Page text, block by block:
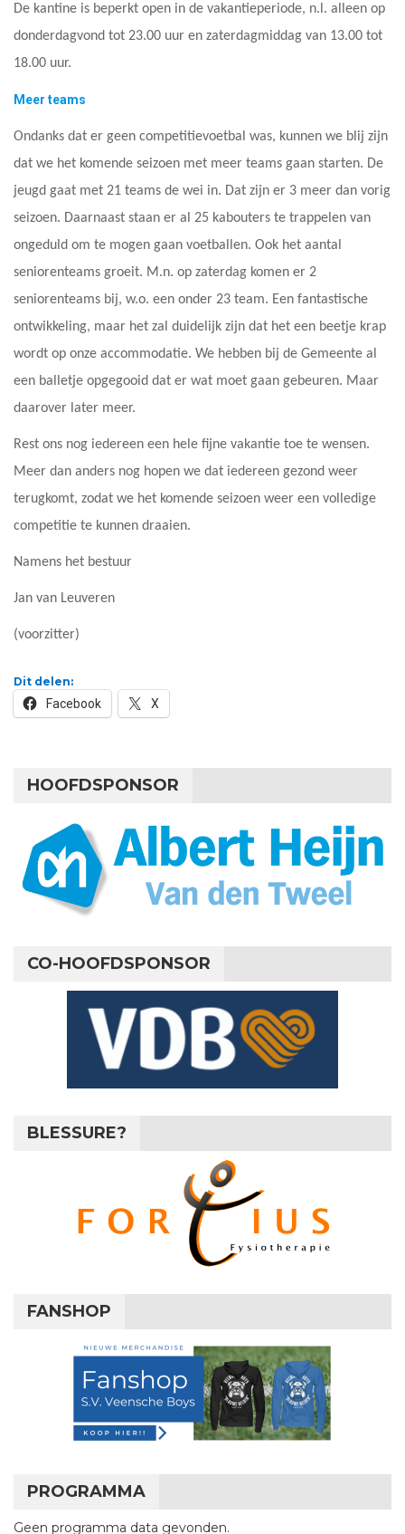
De kantine is beperkt open in de vakantieperiode, n.l. alleen op
donderdagvond tot 23.00 uur en zaterdagmiddag van 13.00 tot
18.00 uur.
Meer teams
Ondanks dat er geen competitievoetbal was, kunnen we blij zijn
dat we het komende seizoen met meer teams gaan starten. De
jeugd gaat met 21 teams de wei in. Dat zijn er 3 meer dan vorig
seizoen. Daarnaast staan er al 25 kabouters te trappelen van
ongeduld om te mogen gaan voetballen. Ook het aantal
seniorenteams groeit. M.n. op zaterdag komen er 2
seniorenteams bij, w.o. een onder 23 team. Een fantastische
ontwikkeling, maar het zal duidelijk zijn dat het een beetje krap
wordt op onze accommodatie. We hebben bij de Gemeente al
een balletje opgegooid dat er wat moet gaan gebeuren. Maar
daarover later meer.
Rest ons nog iedereen een hele fijne vakantie toe te wensen.
Meer dan anders nog hopen we dat iedereen gezond weer
terugkomt, zodat we het komende seizoen weer een volledige
competitie te kunnen draaien.
Namens het bestuur
Jan van Leuveren
(voorzitter)
Dit delen:
Facebook X
HOOFDSPONSOR
CO-HOOFDSPONSOR
BLESSURE?
FANSHOP
PROGRAMMA
Geen programma data gevonden.